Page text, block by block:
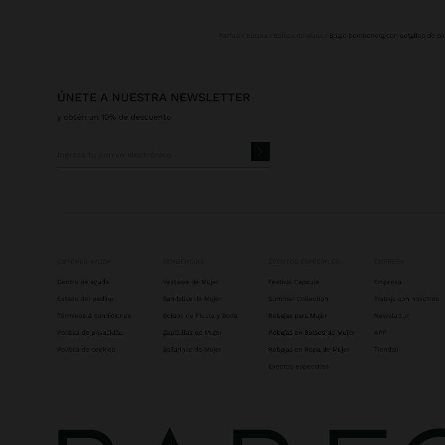
bolso bombonera con detalles de
ÚNETE A NUESTRA NEWSLETTER
y obtén un 10% de descuento
Centro de ayuda
Estado del pedido
Términos & condiciones
Política de privacidad
Política de cookies
Vestidos de Mujer
Sandalias de Mujer
Bolsos de Fiesta y Boda
Zapatillas de Mujer
Bailarinas de Mujer
Festival Capsule
Summer Collection
Rebajas para Mujer
Rebajas en Bolsos de Mujer
Rebajas en Ropa de Mujer
Eventos especiales
Empresa
Trabaja con nosotros
Newsletter
APP
Tiendas